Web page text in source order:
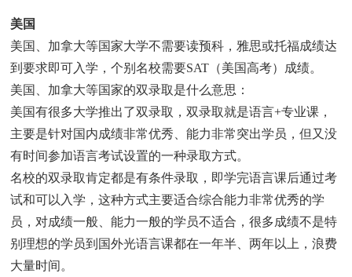
美国
美国、加拿大等国家大学不需要读预科，雅思或托福成绩达
到要求即可入学，个别名校需要SAT（美国高考）成绩。
美国、加拿大等国家的双录取是什么意思：
美国有很多大学推出了双录取，双录取就是语言+专业课，
主要是针对国内成绩非常优秀、能力非常突出学员，但又没
有时间参加语言考试设置的一种录取方式。
名校的双录取肯定都是有条件录取，即学完语言课后通过考
试和可以入学，这种方式主要适合综合能力非常优秀的学
员，对成绩一般、能力一般的学员不适合，很多成绩不是特
别理想的学员到国外光语言课都在一年半、两年以上，浪费
大量时间。